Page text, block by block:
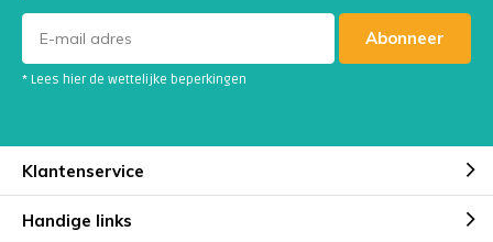
Abonneer
* Lees hier de wettelijke beperkingen
Klantenservice
Handige links